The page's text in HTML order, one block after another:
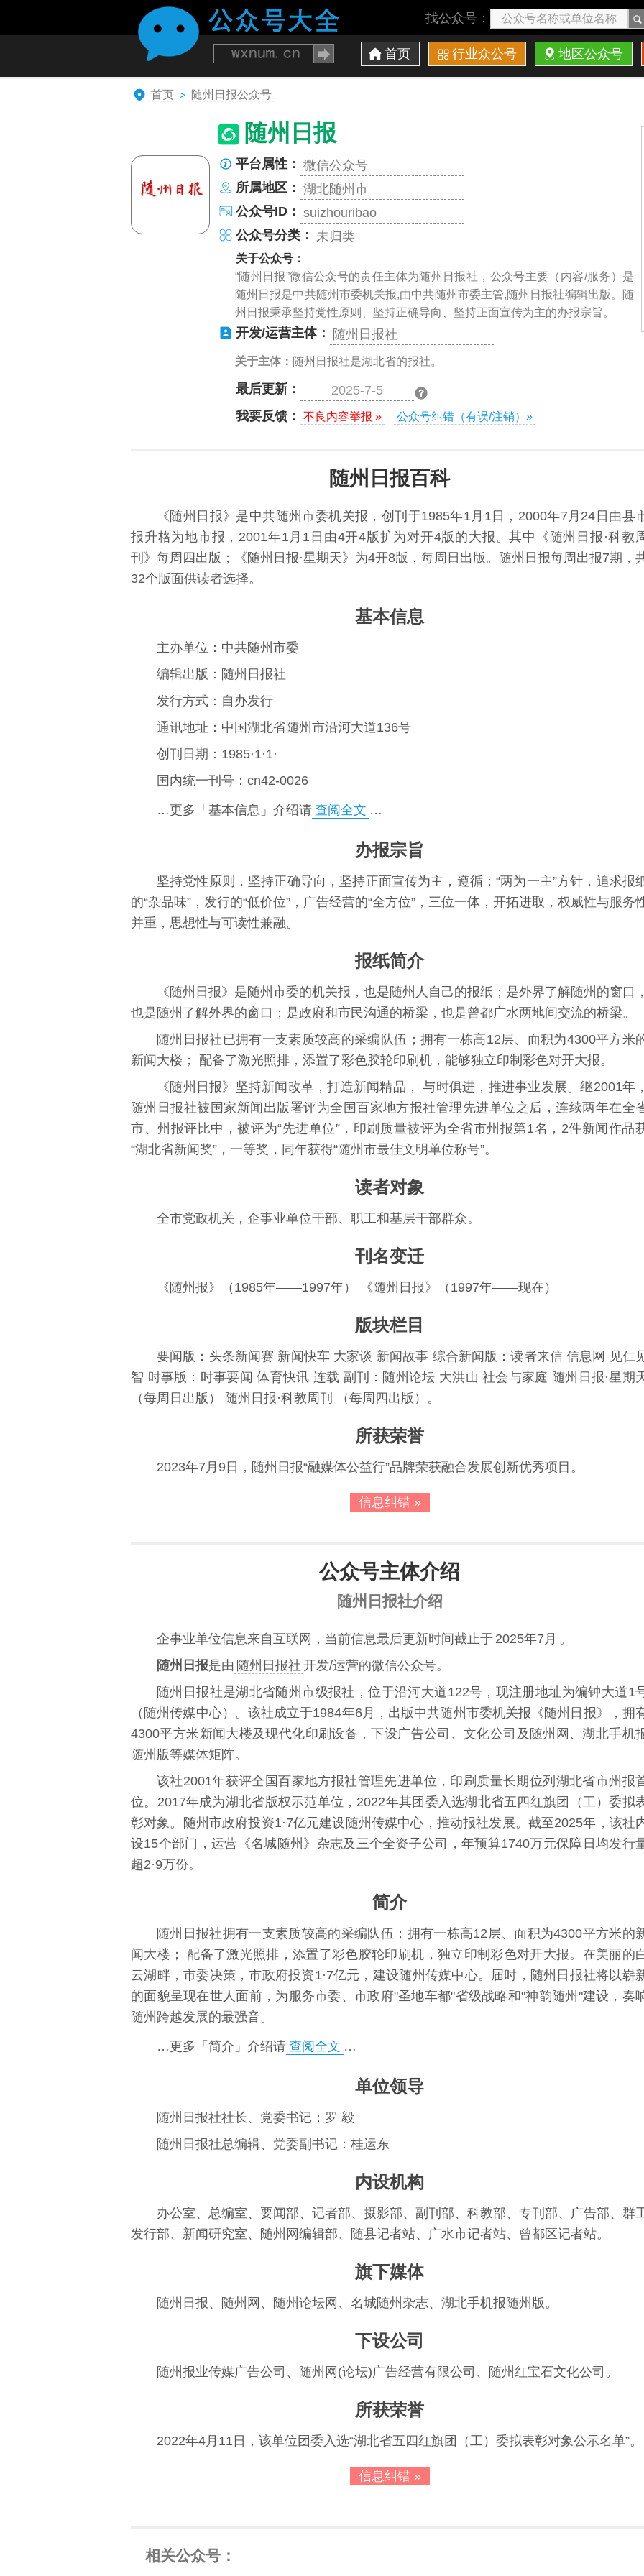
找公众号：
首页 行业众公号 地区公众号
首页 > 随州日报公众号
随州日报
平台属性： 微信公众号
所属地区： 湖北随州市
公众号ID： suizhouribao
公众号分类： 未归类
关于公众号：
“随州日报”微信公众号的责任主体为随州日报社，公众号主要（内容/服务）是
随州日报是中共随州市委机关报,由中共随州市委主管,随州日报社编辑出版。随
州日报秉承坚持党性原则、坚持正确导向、坚持正面宣传为主的办报宗旨。
开发/运营主体： 随州日报社
关于主体： 随州日报社是湖北省的报社。
最后更新：
2025-7-5
我要反馈：
不良内容举报 » 公众号纠错（有误/注销）»
随州日报百科
《随州日报》是中共随州市委机关报，创刊于1985年1月1日，2000年7月24日由县
报升格为地市报，2001年1月1日由4开4版扩为对开4版的大报。其中《随州日报·科教
刊》每周四出版；《随州日报·星期天》为4开8版，每周日出版。随州日报每周出报7期，
32个版面供读者选择。
基本信息
主办单位：中共随州市委
编辑出版：随州日报社
发行方式：自办发行
通讯地址：中国湖北省随州市沿河大道136号
创刊日期：1985·1·1·
国内统一刊号：cn42-0026
…更多「基本信息」介绍请 查阅全文 …
办报宗旨
坚持党性原则，坚持正确导向，坚持正面宣传为主，遵循：“两为一主”方针，追求报
的“杂品味”，发行的“低价位”，广告经营的“全方位”，三位一体，开拓进取，权威性与服务
并重，思想性与可读性兼融。
报纸简介
《随州日报》是随州市委的机关报，也是随州人自己的报纸；是外界了解随州的窗口，
也是随州了解外界的窗口；是政府和市民沟通的桥梁，也是曾都广水两地间交流的桥梁。
随州日报社已拥有一支素质较高的采编队伍；拥有一栋高12层、面积为4300平方米
新闻大楼； 配备了激光照排，添置了彩色胶轮印刷机，能够独立印制彩色对开大报。
《随州日报》坚持新闻改革，打造新闻精品， 与时俱进，推进事业发展。继2001年，
随州日报社被国家新闻出版署评为全国百家地方报社管理先进单位之后，连续两年在全
市、州报评比中，被评为“先进单位”，印刷质量被评为全省市州报第1名，2件新闻作品
“湖北省新闻奖”，一等奖，同年获得“随州市最佳文明单位称号”。
读者对象
全市党政机关，企事业单位干部、职工和基层干部群众。
刊名变迁
《随州报》（1985年——1997年） 《随州日报》（1997年——现在）
版块栏目
要闻版：头条新闻赛 新闻快车 大家谈 新闻故事 综合新闻版：读者来信 信息网 见仁
智 时事版：时事要闻 体育快讯 连载 副刊：随州论坛 大洪山 社会与家庭 随州日报·星期
（每周日出版） 随州日报·科教周刊 （每周四出版）。
所获荣誉
2023年7月9日，随州日报“融媒体公益行”品牌荣获融合发展创新优秀项目。
信息纠错 »
公众号主体介绍
随州日报社介绍
企事业单位信息来自互联网，当前信息最后更新时间截止于 2025年7月 。
随州日报是由 随州日报社 开发/运营的微信公众号。
随州日报社是湖北省随州市级报社，位于沿河大道122号，现注册地址为编钟大道1
（随州传媒中心）。该社成立于1984年6月，出版中共随州市委机关报《随州日报》，拥
4300平方米新闻大楼及现代化印刷设备，下设广告公司、文化公司及随州网、湖北手机
随州版等媒体矩阵。
该社2001年获评全国百家地方报社管理先进单位，印刷质量长期位列湖北省市州报
位。2017年成为湖北省版权示范单位，2022年其团委入选湖北省五四红旗团（工）委拟
彰对象。随州市政府投资1·7亿元建设随州传媒中心，推动报社发展。截至2025年，该社
设15个部门，运营《名城随州》杂志及三个全资子公司，年预算1740万元保障日均发行
超2·9万份。
简介
随州日报社拥有一支素质较高的采编队伍；拥有一栋高12层、面积为4300平方米的
闻大楼； 配备了激光照排，添置了彩色胶轮印刷机，独立印制彩色对开大报。在美丽的
云湖畔，市委决策，市政府投资1·7亿元，建设随州传媒中心。届时，随州日报社将以崭
的面貌呈现在世人面前，为服务市委、市政府"圣地车都"省级战略和"神韵随州"建设，奏
随州跨越发展的最强音。
…更多「简介」介绍请 查阅全文 …
单位领导
随州日报社社长、党委书记：罗 毅
随州日报社总编辑、党委副书记：桂运东
内设机构
办公室、总编室、要闻部、记者部、摄影部、副刊部、科教部、专刊部、广告部、群
发行部、新闻研究室、随州网编辑部、随县记者站、广水市记者站、曾都区记者站。
旗下媒体
随州日报、随州网、随州论坛网、名城随州杂志、湖北手机报随州版。
下设公司
随州报业传媒广告公司、随州网(论坛)广告经营有限公司、随州红宝石文化公司。
所获荣誉
2022年4月11日，该单位团委入选“湖北省五四红旗团（工）委拟表彰对象公示名单”。
信息纠错 »
相关公众号：